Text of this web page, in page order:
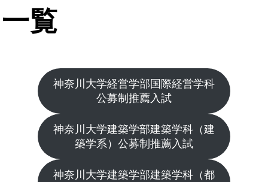
一覧
神奈川大学経営学部国際経営学科
公募制推薦入試
神奈川大学建築学部建築学科（建
築学系）公募制推薦入試
神奈川大学建築学部建築学科（都